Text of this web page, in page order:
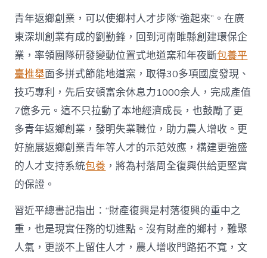
青年返鄉創業，可以使鄉村人才步隊“強起來”。在廣
東深圳創業有成的劉勤鋒，回到河南睢縣創建環保企
業，率領團隊研發變動位置式地道窯和年夜斷包養平
臺推舉面多拼式節能地道窯，取得30多項國度發現、
技巧專利，先后安頓富余休息力1000余人，完成產值
7億多元。這不只拉動了本地經濟成長，也鼓勵了更
多青年返鄉創業，發明失業職位，助力農人增收。更
好施展返鄉創業青年等人才的示范效應，構建更強盛
的人才支持系統包養 ，將為村落周全復興供給更堅實
的保證。
習近平總書記指出：“財產復興是村落復興的重中之
重，也是現實任務的切進點。沒有財產的鄉村，難聚
人氣，更談不上留住人才，農人增收門路拓不寬，文